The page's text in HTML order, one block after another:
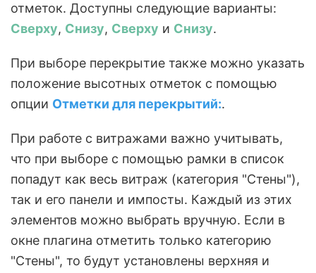
отметок. Доступны следующие варианты:
Сверху, Снизу, Сверху и Снизу.
При выборе перекрытие также можно указать
положение высотных отметок с помощью
опции Отметки для перекрытий:.
При работе с витражами важно учитывать,
что при выборе с помощью рамки в список
попадут как весь витраж (категория "Стены"),
так и его панели и импосты. Каждый из этих
элементов можно выбрать вручную. Если в
окне плагина отметить только категорию
"Стены", то будут установлены верхняя и